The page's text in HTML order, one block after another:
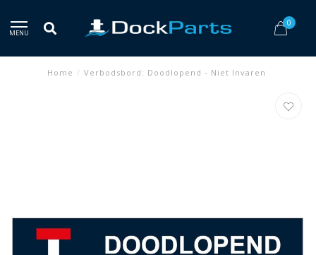
MENU
0
Home / Verbodsbord: Doodlopend - Niet Invaren